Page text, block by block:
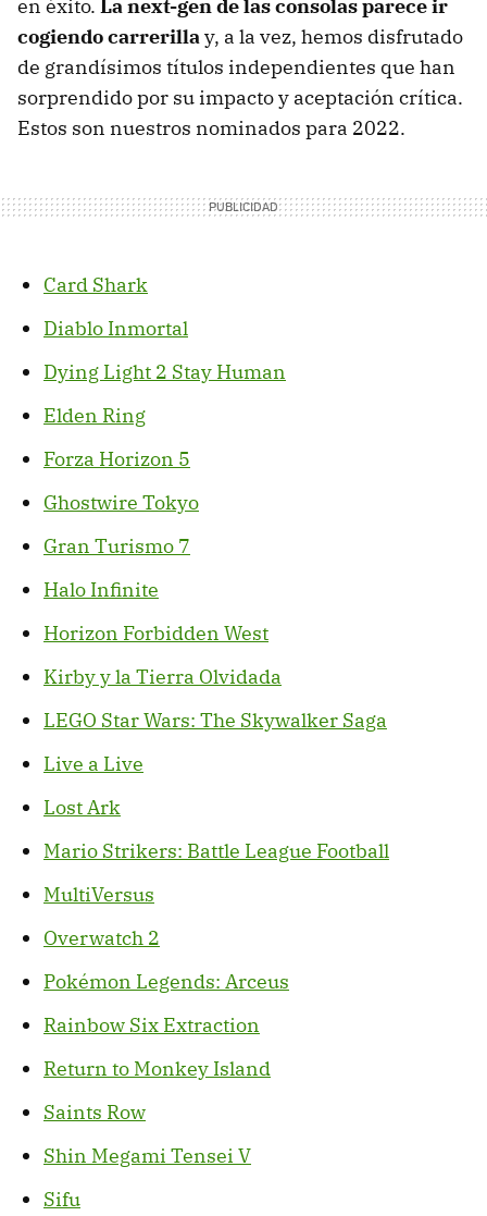
en éxito. La next-gen de las consolas parece ir
cogiendo carrerillay, a la vez, hemos disfrutado
de grandísimos títulos independientes que han
sorprendido por su impacto y aceptación crítica.
Estos son nuestros nominados para 2022.
Card Shark
Diablo Inmortal
Dying Light 2 Stay Human
Elden Ring
Forza Horizon 5
Ghostwire Tokyo
Gran Turismo 7
Halo Infinite
Horizon Forbidden West
Kirby y la Tierra Olvidada
LEGO Star Wars: The Skywalker Saga
Live a Live
Lost Ark
Mario Strikers: Battle League Football
MultiVersus
Overwatch 2
Pokémon Legends: Arceus
Rainbow Six Extraction
Return to Monkey Island
Saints Row
Shin Megami Tensei V
Sifu